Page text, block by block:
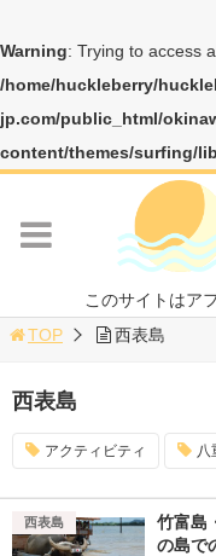
Warning: Trying to access
/home/huckleberry/
jp.com/public_html/
content/themes/surfing/
このサイトはア
TOP
西表島
西表島
アクティビティ 八
竹富島
の島で
竹富島
西表島